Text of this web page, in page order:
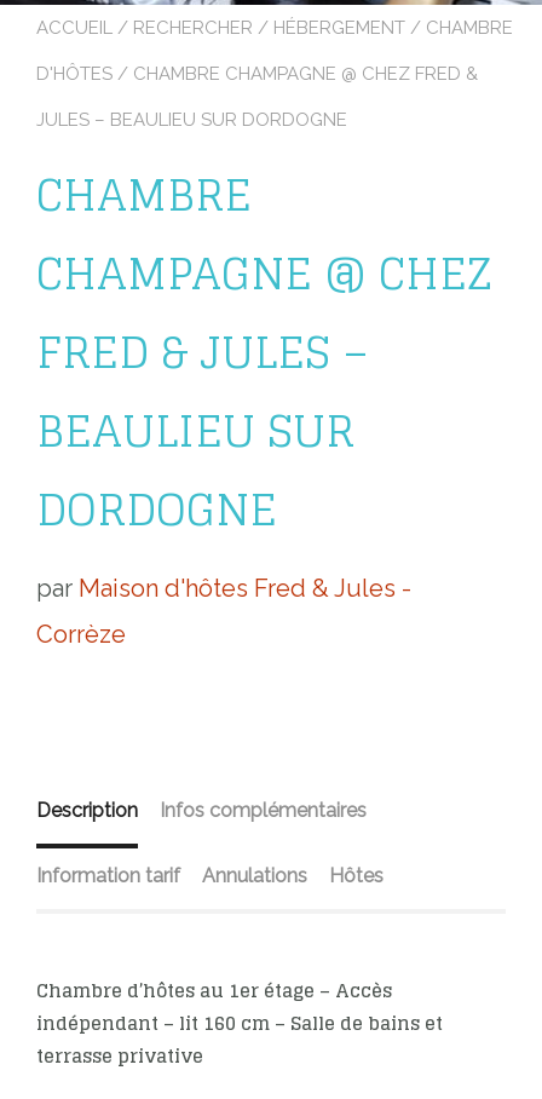
ACCUEIL / RECHERCHER / HÉBERGEMENT / CHAMBRE
D'HÔTES / CHAMBRE CHAMPAGNE @ CHEZ FRED &
JULES – BEAULIEU SUR DORDOGNE
CHAMBRE
CHAMPAGNE @ CHEZ
FRED & JULES –
BEAULIEU SUR
DORDOGNE
par Maison d'hôtes Fred & Jules -
Corrèze
Description Infos complémentaires
Information tarif Annulations Hôtes
Chambre d’hôtes au 1er étage – Accès
indépendant – lit 160 cm – Salle de bains et
terrasse privative